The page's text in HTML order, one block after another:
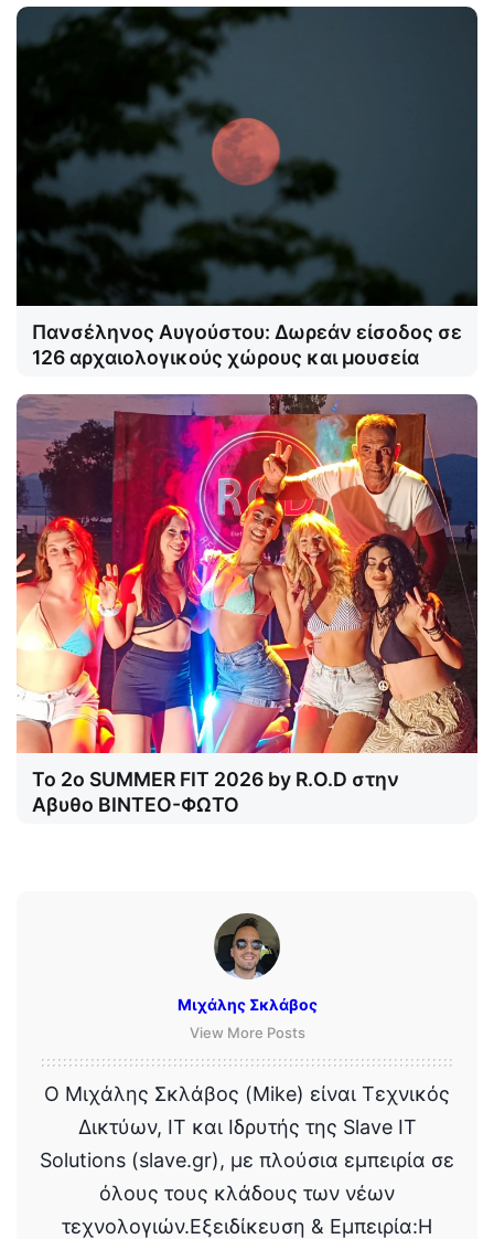
Πανσέληνος Αυγούστου: Δωρεάν είσοδος σε
126 αρχαιολογικούς χώρους και μουσεία
Το 2o SUMMER FIT 2026 by R.O.D στην
Αβυθο ΒΙΝΤΕΟ-ΦΩΤΟ
Μιχάλης Σκλάβος
View More Posts
Ο Μιχάλης Σκλάβος (Mike) είναι Τεχνικός
Δικτύων, IT και Ιδρυτής της Slave IT
Solutions (slave.gr), με πλούσια εμπειρία σε
όλους τους κλάδους των νέων
τεχνολογιών.Εξειδίκευση & Εμπειρία:Η